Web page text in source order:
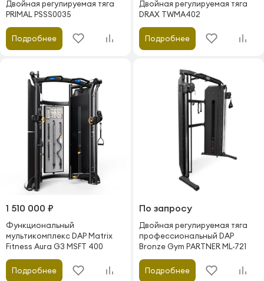
Двойная регулируемая тяга
PRIMAL PSSS0035
Подробнее
Двойная регулируемая тяга
DRAX TWMA402
Подробнее
1 510 000 ₽
Функциональный
мультикомплекс DAP Matrix
Fitness Aura G3 MSFT 400
Подробнее
По запросу
Двойная регулируемая тяга
профессиональный DAP
Bronze Gym PARTNER ML-721
Подробнее